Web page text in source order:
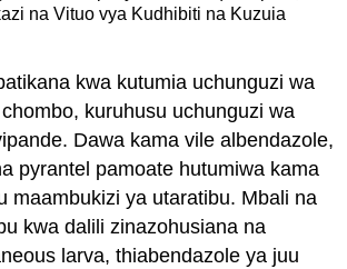
na Vituo vya Kudhibiti na Kuzuia
kwa kutumia uchunguzi wa
kuruhusu uchunguzi wa
Dawa kama vile albendazole,
pyrantel pamoate hutumiwa kama
maambukizi ya utaratibu. Mbali na
kwa dalili zinazohusiana na
larva, thiabendazole ya juu